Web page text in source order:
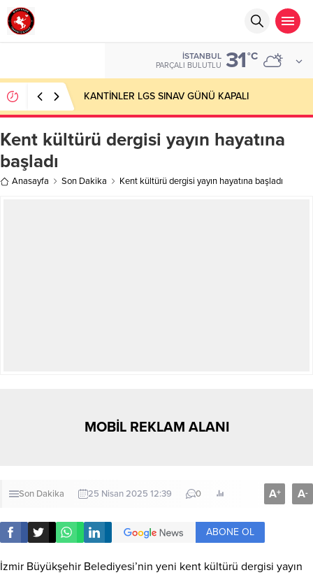
İSTANBUL
PARÇALI BULUTLU 31°C
KANTİNLER LGS SINAV GÜNÜ KAPALI
Kent kültürü dergisi yayın hayatına
başladı
Anasayfa Son Dakika Kent kültürü dergisi yayın hayatına başladı
MOBİL REKLAM ALANI
Son Dakika 25 Nisan 2025 12:39 0 A+ A-
ABONE OL
İzmir Büyükşehir Belediyesi’nin yeni kent kültürü dergisi yayın